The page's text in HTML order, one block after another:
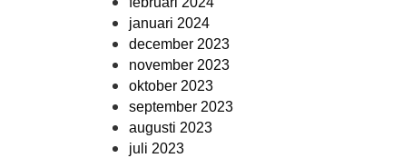
januari 2024
december 2023
november 2023
oktober 2023
september 2023
augusti 2023
juli 2023